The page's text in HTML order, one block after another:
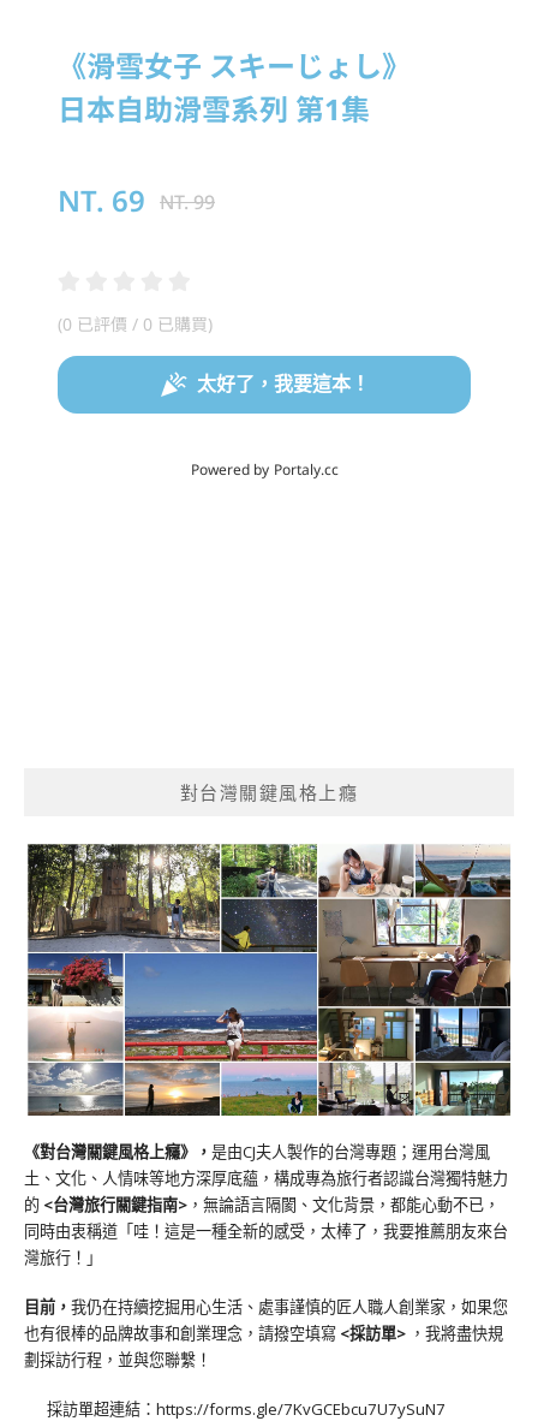
對台灣關鍵風格上癮
《對台灣關鍵風格上癮》 ， 是由CJ夫人製作的台灣專題；運用台灣風
土、文化、人情味等地方深厚底蘊，構成專為旅行者認識台灣獨特魅力
的 <台灣旅行關鍵指南> ，無論語言隔閡、文化背景，都能心動不已，
同時由衷稱道「哇！這是一種全新的感受，太棒了，我要推薦朋友來台
灣旅行！」
目前， 我仍在持續挖掘用心生活、處事謹慎的匠人職人創業家，如果您
也有很棒的品牌故事和創業理念，請撥空填寫 <採訪單> ，我將盡快規
劃採訪行程，並與您聯繫！
採訪單超連結： https://forms.gle/7KvGCEbcu7U7ySuN7